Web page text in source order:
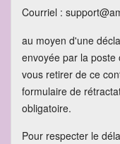
Courriel :
au moyen d'une
envoyée par la
vous retirer de ce
formulaire de
obligatoire.
Pour respecter le